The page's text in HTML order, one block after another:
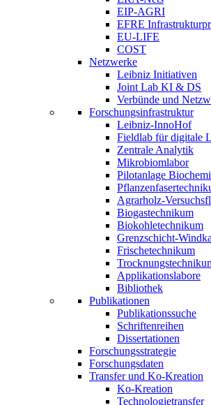
EIP-AGRI
EFRE
EU-LIFE
COST
Netzwerke
Leibniz Initiativen
Joint Lab KI & DS
Verbünde und
Forschungsinfrastruktur
Leibniz-InnoHof
Fieldlab für digitale
Zentrale Analytik
Mikrobiomlabor
Pilotanlage
Agrarholz-
Biogastechnikum
Biokohletechnikum
Grenzschicht-
Frischetechnikum
Applikationslabore
Bibliothek
Publikationen
Publikationssuche
Schriftenreihen
Dissertationen
Forschungsstrategie
Forschungsdaten
Transfer und Ko-Kreation
Ko-Kreation
Technologietransfer